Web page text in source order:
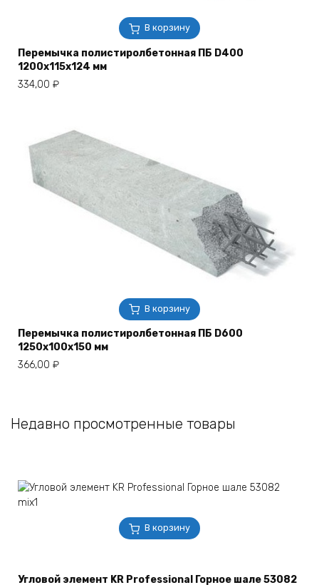
В корзину
Перемычка полистиролбетонная ПБ D400
1200х115х124 мм
334,00 ₽
В корзину
Перемычка полистиролбетонная ПБ D600
1250х100х150 мм
366,00 ₽
Недавно просмотренные товары
В корзину
Угловой элемент KR Professional Горное шале 53082